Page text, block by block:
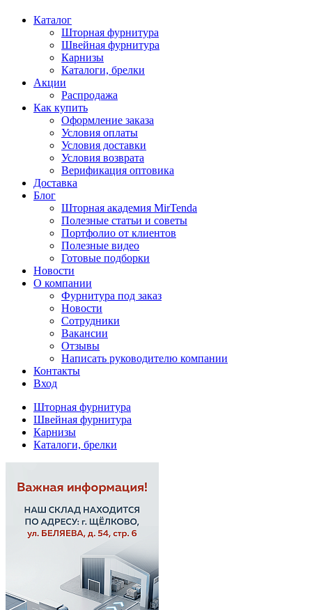
Каталог
Шторная фурнитура
Швейная фурнитура
Карнизы
Каталоги, брелки
Акции
Распродажа
Как купить
Оформление заказа
Условия оплаты
Условия доставки
Условия возврата
Верификация оптовика
Доставка
Блог
Шторная академия MirTenda
Полезные статьи и советы
Портфолио от клиентов
Полезные видео
Готовые подборки
Новости
О компании
Фурнитура под заказ
Новости
Сотрудники
Вакансии
Отзывы
Написать руководителю компании
Контакты
Вход
Шторная фурнитура
Швейная фурнитура
Карнизы
Каталоги, брелки